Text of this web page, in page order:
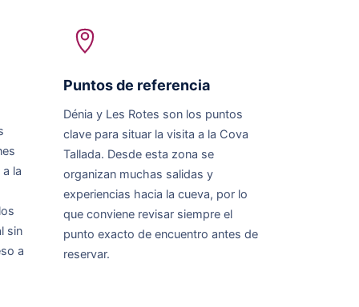
la
sin
a
Puntos de referencia
Dénia y Les Rotes son los puntos
clave para situar la visita a la Cova
Tallada. Desde esta zona se
organizan muchas salidas y
experiencias hacia la cueva, por lo
que conviene revisar siempre el
punto exacto de encuentro antes de
reservar.